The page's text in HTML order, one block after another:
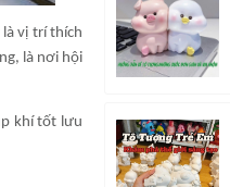
vị trí thích
là nơi hội
khí tốt lưu